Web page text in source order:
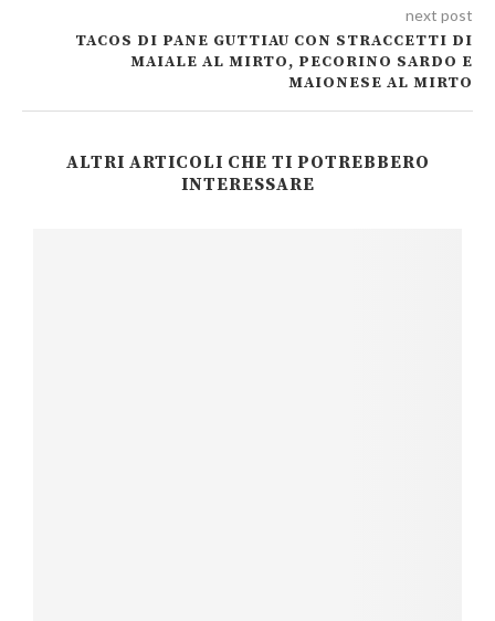
next post
TACOS DI PANE GUTTIAU CON STRACCETTI DI
MAIALE AL MIRTO, PECORINO SARDO E
MAIONESE AL MIRTO
ALTRI ARTICOLI CHE TI POTREBBERO
INTERESSARE